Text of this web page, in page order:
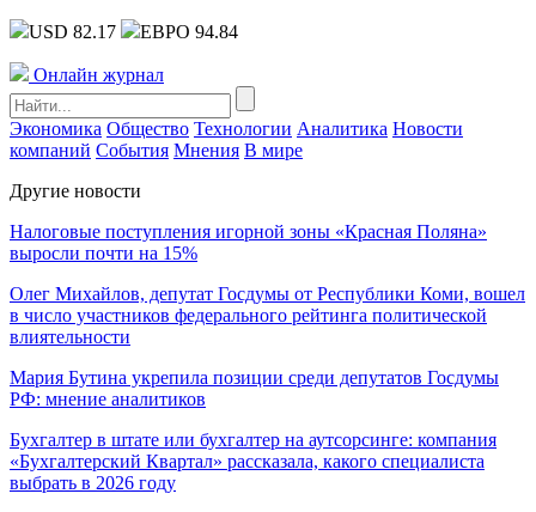
USD 82.17 ЕВРО 94.84
Онлайн журнал
Экономика Общество Технологии Аналитика Новости
компаний События Мнения В мире
Другие новости
Налоговые поступления игорной зоны «Красная Поляна»
выросли почти на 15%
Олег Михайлов, депутат Госдумы от Республики Коми, вошел
в число участников федерального рейтинга политической
влиятельности
Мария Бутина укрепила позиции среди депутатов Госдумы
РФ: мнение аналитиков
Бухгалтер в штате или бухгалтер на аутсорсинге: компания
«Бухгалтерский Квартал» рассказала, какого специалиста
выбрать в 2026 году